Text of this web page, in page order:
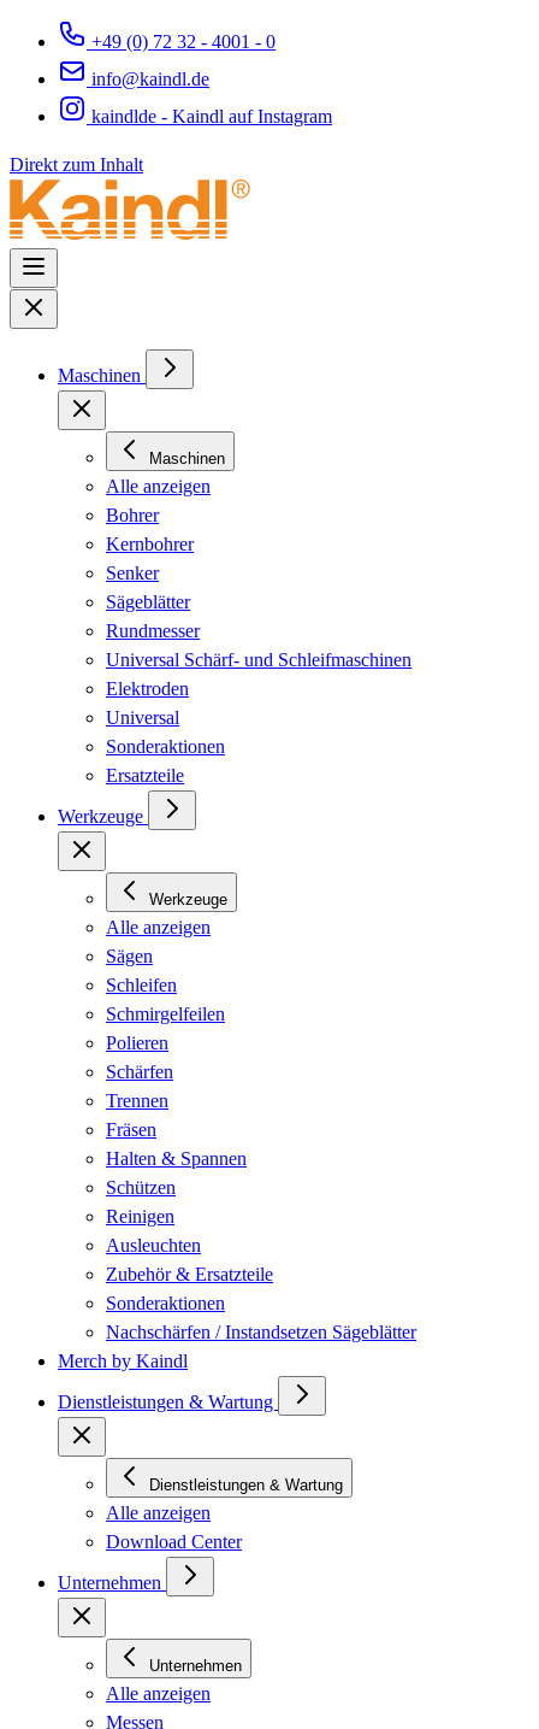
+49 (0) 72 32 - 4001 - 0
info@kaindl.de
kaindlde - Kaindl auf Instagram
Direkt zum Inhalt
Maschinen
Maschinen
Alle anzeigen
Bohrer
Kernbohrer
Senker
Sägeblätter
Rundmesser
Universal Schärf- und Schleifmaschinen
Elektroden
Universal
Sonderaktionen
Ersatzteile
Werkzeuge
Werkzeuge
Alle anzeigen
Sägen
Schleifen
Schmirgelfeilen
Polieren
Schärfen
Trennen
Fräsen
Halten & Spannen
Schützen
Reinigen
Ausleuchten
Zubehör & Ersatzteile
Sonderaktionen
Nachschärfen / Instandsetzen Sägeblätter
Merch by Kaindl
Dienstleistungen & Wartung
Dienstleistungen & Wartung
Alle anzeigen
Download Center
Unternehmen
Unternehmen
Alle anzeigen
Messen